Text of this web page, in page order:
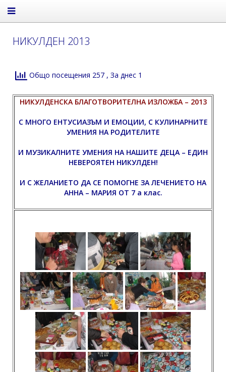
НИКУЛДЕН 2013
Общо посещения 257 , За днес 1
НИКУЛДЕНСКА БЛАГОТВОРИТЕЛНА ИЗЛОЖБА – 2013
С МНОГО ЕНТУСИАЗЪМ И ЕМОЦИИ, С КУЛИНАРНИТЕ
УМЕНИЯ НА РОДИТЕЛИТЕ
И МУЗИКАЛНИТЕ УМЕНИЯ НА НАШИТЕ ДЕЦА – ЕДИН
НЕВЕРОЯТЕН НИКУЛДЕН!
И С ЖЕЛАНИЕТО ДА СЕ ПОМОГНЕ ЗА ЛЕЧЕНИЕТО НА
АННА – МАРИЯ ОТ 7 а клас.